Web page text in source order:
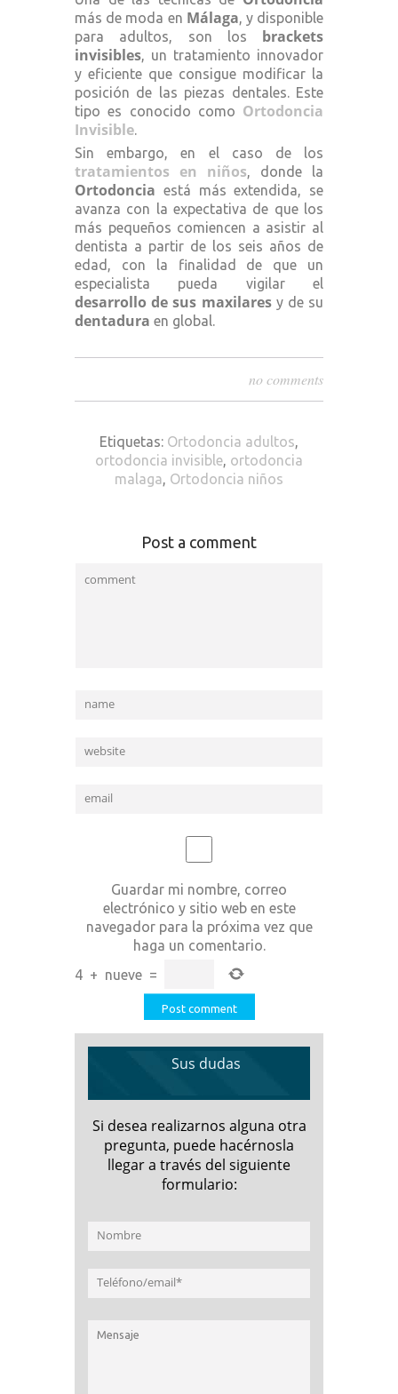
más de moda en Málaga, y disponible
para adultos, son los brackets
invisibles, un tratamiento innovador
y eficiente que consigue modificar la
posición de las piezas dentales. Este
tipo es conocido como Ortodoncia
Invisible.
Sin embargo, en el caso de los
tratamientos en niños, donde la
Ortodoncia está más extendida, se
avanza con la expectativa de que los
más pequeños comiencen a asistir al
dentista a partir de los seis años de
edad, con la finalidad de que un
especialista pueda vigilar el
desarrollo de sus maxilaresy de su
dentadura en global.
no comments
Etiquetas: Ortodoncia adultos,
ortodoncia invisible, ortodoncia
malaga, Ortodoncia niños
Post a comment
Guardar mi nombre, correo
electrónico y sitio web en este
navegador para la próxima vez que
haga un comentario.
4 + nueve =
Sus dudas
Si desea realizarnos alguna otra
pregunta, puede hacérnosla
llegar a través del siguiente
formulario: